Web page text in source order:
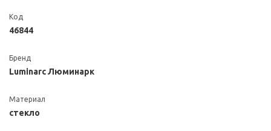
Код
46844
Бренд
Luminarc Люминарк
Материал
стекло